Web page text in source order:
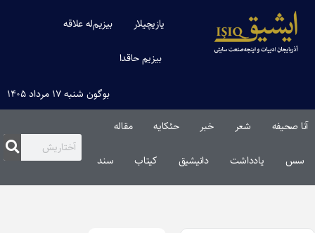
یازیچیلار بیزیم‌له علاقه
بیزیم حاقدا
بوگون شنبه ۱۷ مرداد ۱۴۰۵
آنا صحیفه شعر خبر حئکایه مقاله‌
سس یادداشت دانیشیق کیتاب سند